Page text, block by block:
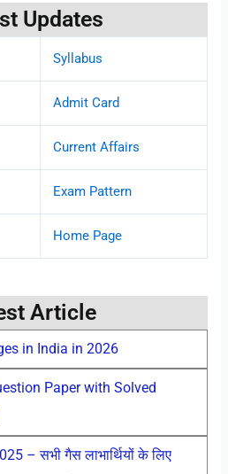
Updates
Syllabus
Admit Card
Current Affairs
Exam Pattern
Home Page
Article
in India in 2026
Paper with Solved
– सभी गैस लाभार्थियों के लिए